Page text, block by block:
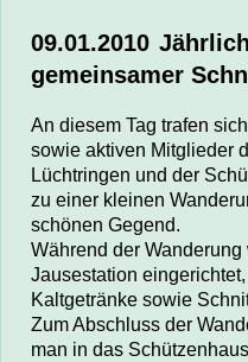
09.01.2010
gemeinsamer
An diesem Tag trafen sich
sowie aktiven Mitglieder
Lüchtringen und der
zu einer kleinen
schönen Gegend.
Während der
Jausestation
Kaltgetränke sowie
Zum Abschluss der
man in das